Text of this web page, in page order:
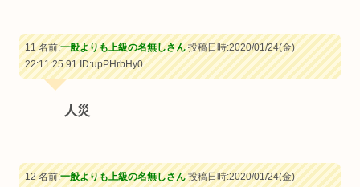
11 名前:一般よりも上級の名無しさん投稿日時:2020/01/24(金)
22:11:25.91ID:upPHrbHy0
人災
12 名前:一般よりも上級の名無しさん投稿日時:2020/01/24(金)